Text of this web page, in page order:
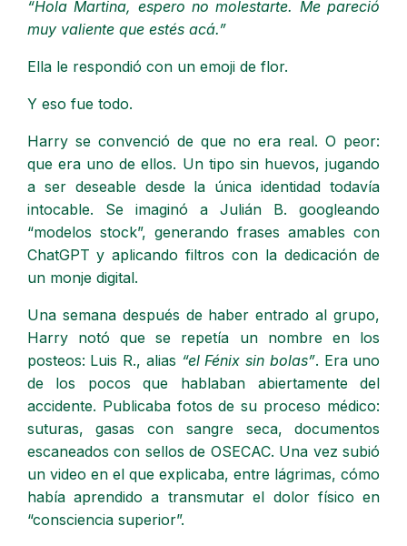
“Hola Martina, espero no molestarte. Me pareció
muy valiente que estés acá.”
Ella le respondió con un emoji de flor.
Y eso fue todo.
Harry se convenció de que no era real. O peor:
que era uno de ellos. Un tipo sin huevos, jugando
a ser deseable desde la única identidad todavía
intocable. Se imaginó a Julián B. googleando
“modelos stock”, generando frases amables con
ChatGPT y aplicando filtros con la dedicación de
un monje digital.
Una semana después de haber entrado al grupo,
Harry notó que se repetía un nombre en los
posteos: Luis R., alias “el Fénix sin bolas”. Era uno
de los pocos que hablaban abiertamente del
accidente. Publicaba fotos de su proceso médico:
suturas, gasas con sangre seca, documentos
escaneados con sellos de OSECAC. Una vez subió
un video en el que explicaba, entre lágrimas, cómo
había aprendido a transmutar el dolor físico en
“consciencia superior”.